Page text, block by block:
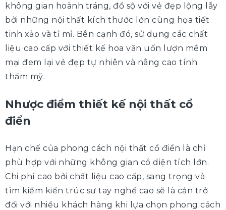
không gian hoành tráng, đồ sộ với vẻ đẹp lộng lẫy
bởi những nội thất kích thước lớn cùng họa tiết
tinh xảo và tỉ mỉ. Bên cạnh đó, sử dụng các chất
liệu cao cấp với thiết kế hoa văn uốn lượn mềm
mại đem lại vẻ đẹp tự nhiên và nâng cao tính
thẩm mỹ.
Nhược điểm thiết kế nội thất cổ
điển
Hạn chế của phong cách nội thất cổ điển là chỉ
phù hợp với những không gian có diện tích lớn.
Chi phí cao bởi chất liệu cao cấp, sang trọng và
tìm kiếm kiến trúc sư tay nghề cao sẽ là cản trở
đối với nhiều khách hàng khi lựa chọn phong cách